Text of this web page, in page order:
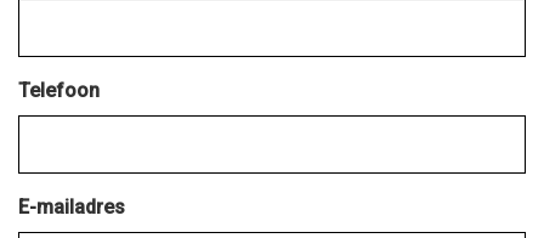
Telefoon
E-mailadres